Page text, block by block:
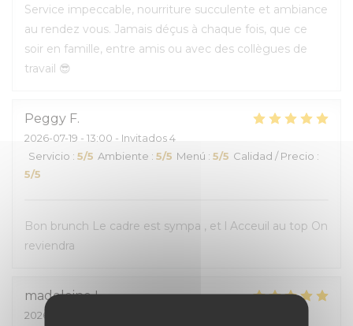
Service impeccable, nourriture succulente et ambiance
au rendez vous. Jamais déçus à chaque fois, que ce
soir en famille, entre amis ou avec des collègues de
travail 😎
Peggy F
2026-07-19 - 13:00 - Invitados 4
Servicio : 5/5 Ambiente : 5/5 Menú : 5/5 Calidad / Precio :
5/5
Bon brunch Le cadre est sympa , et l Acceuil au top On
reviendra
madeleine L
2026-07-19